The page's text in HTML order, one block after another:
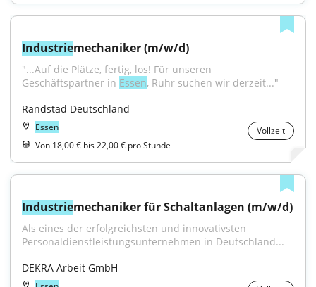
Industriemechaniker (m/w/d)
"...Auf die Plätze, fertig, los! Für unseren
Geschäftspartner in Essen, Ruhr suchen wir derzeit..."
Randstad Deutschland
Essen
Vollzeit
Von 18,00 € bis 22,00 € pro Stunde
Industriemechaniker für Schaltanlagen (m/w/d)
Als eines der erfolgreichsten und innovativsten
Personaldienstleistungsunternehmen in Deutschland...
DEKRA Arbeit GmbH